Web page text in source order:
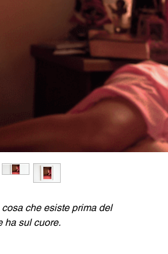
che esiste prima del
ha sul cuore.